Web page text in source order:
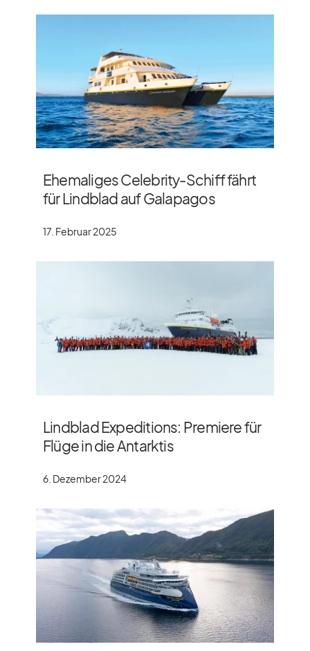
Ehemaliges Celebrity-Schiff fährt
für Lindblad auf Galapagos
17. Februar 2025
Lindblad Expeditions: Premiere für
Flüge in die Antarktis
6. Dezember 2024